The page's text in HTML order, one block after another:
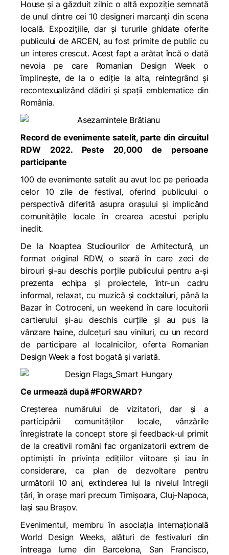
House și a găzduit zilnic o altă expoziție semnată
de unul dintre cei 10 designeri marcanți din scena
locală. Expozițiile, dar și tururile ghidate oferite
publicului de ARCEN, au fost primite de public cu
un interes crescut. Acest fapt a arătat încă o dată
nevoia pe care Romanian Design Week o
împlinește, de la o ediție la alta, reintegrând și
recontexualizând clădiri și spații emblematice din
România.
Record de evenimente satelit, parte din circuitul
RDW 2022. Peste 20,000 de persoane
participante
100 de evenimente satelit au avut loc pe perioada
celor 10 zile de festival, oferind publicului o
perspectivă diferită asupra orașului și implicând
comunitățile locale în crearea acestui periplu
inedit.
De la Noaptea Studiourilor de Arhitectură, un
format original RDW, o seară în care zeci de
birouri și-au deschis porțile publicului pentru a-și
prezenta echipa și proiectele, într-un cadru
informal, relaxat, cu muzică și cocktailuri, până la
Bazar în Cotroceni, un weekend în care locuitorii
cartierului și-au deschis curțile și au pus la
vânzare haine, dulcețuri sau viniluri, cu un record
de participare al localnicilor, oferta Romanian
Design Week a fost bogată și variată.
Ce urmează după #FORWARD?
Creșterea numărului de vizitatori, dar și a
participării comunităților locale, vânzările
înregistrate la concept store și feedback-ul primit
de la creativii români fac organizatorii extrem de
optimiști în privința edițiilor viitoare și iau în
considerare, ca plan de dezvoltare pentru
următorii 10 ani, extinderea lui la nivelul întregii
țări, în orașe mari precum Timișoara, Cluj-Napoca,
Iași sau Brașov.
Evenimentul, membru în asociația internațională
World Design Weeks, alături de festivaluri din
întreaga lume din Barcelona, San Francisco,